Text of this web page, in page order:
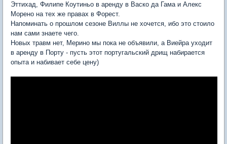
Эттихад, Филипе Коутиньо в аренду в Васко да Гама и Алекс
Морено на тех же правах в Форест.
Напоминать о прошлом сезоне Виллы не хочется, ибо это стоило
нам сами знаете чего.
Новых травм нет, Мерино мы пока не объявили, а Виейра уходит
в аренду в Порту - пусть этот португальский дрищ набирается
опыта и набивает себе цену)